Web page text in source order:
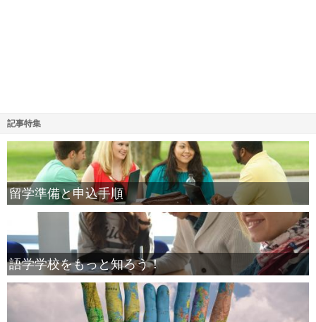
記事特集
留学準備と申込手順
語学学校をもっと知ろう！